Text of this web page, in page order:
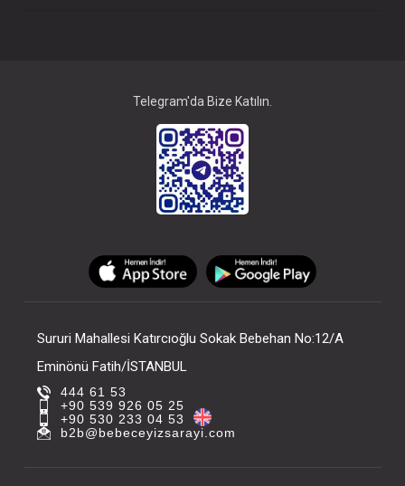
Telegram'da Bize Katılın.
Sururi Mahallesi Katırcıoğlu Sokak Bebehan No:12/A
Eminönü Fatih/İSTANBUL
444 61 53
+90 539 926 05 25
+90 530 233 04 53
b2b@bebeceyizsarayi.com